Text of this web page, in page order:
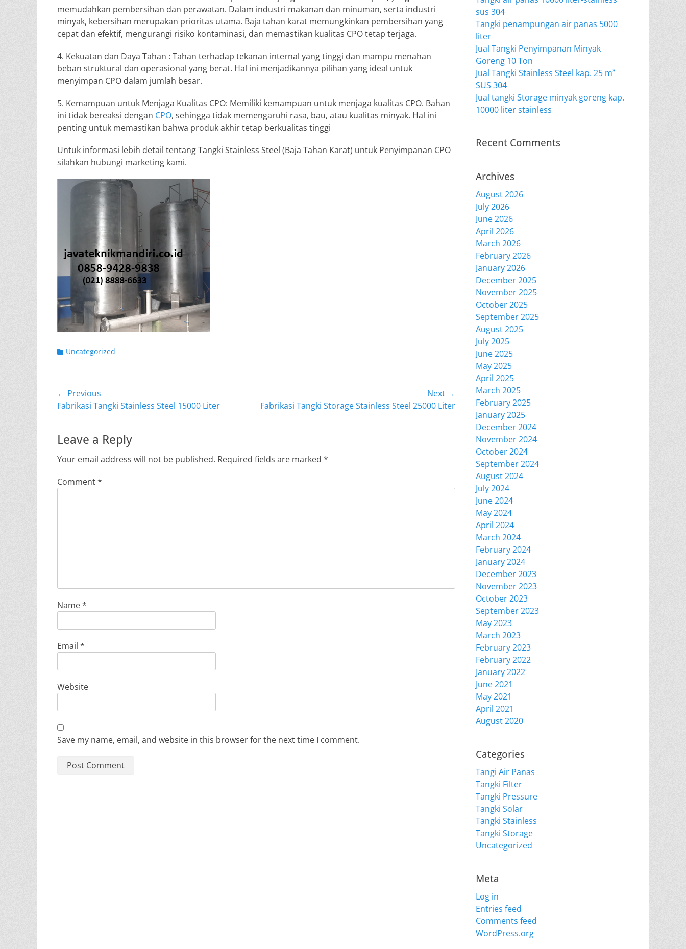
memudahkan pembersihan dan perawatan. Dalam industri makanan dan minuman, serta industri
minyak, kebersihan merupakan prioritas utama. Baja tahan karat memungkinkan pembersihan yang
cepat dan efektif, mengurangi risiko kontaminasi, dan memastikan kualitas CPO tetap terjaga.
4. Kekuatan dan Daya Tahan : Tahan terhadap tekanan internal yang tinggi dan mampu menahan
beban struktural dan operasional yang berat. Hal ini menjadikannya pilihan yang ideal untuk
menyimpan CPO dalam jumlah besar.
5. Kemampuan untuk Menjaga Kualitas CPO: Memiliki kemampuan untuk menjaga kualitas CPO. Bahan
ini tidak bereaksi dengan CPO, sehingga tidak memengaruhi rasa, bau, atau kualitas minyak. Hal ini
penting untuk memastikan bahwa produk akhir tetap berkualitas tinggi
Untuk informasi lebih detail tentang Tangki Stainless Steel (Baja Tahan Karat) untuk Penyimpanan CPO
silahkan hubungi marketing kami.
Categories
Uncategorized
Post
navigation
← Previous
Previous
Fabrikasi Tangki Stainless Steel 15000 Liter
Next →
Next
Fabrikasi Tangki Storage Stainless Steel 25000 Liter
Leave a Reply
Your email address will not be published. Required fields are marked *
Comment*
Name*
Email *
Website
Save my name, email, and website in this browser for the next time I comment.
sus 304
Tangki penampungan air panas 5000
liter
Jual Tangki Penyimpanan Minyak
Goreng 10 Ton
Jual Tangki Stainless Steel kap. 25 m³_
SUS 304
Jual tangki Storage minyak goreng kap.
10000 liter stainless
Recent Comments
Archives
August 2026
July 2026
June 2026
April 2026
March 2026
February 2026
January 2026
December 2025
November 2025
October 2025
September 2025
August 2025
July 2025
June 2025
May 2025
April 2025
March 2025
February 2025
January 2025
December 2024
November 2024
October 2024
September 2024
August 2024
July 2024
June 2024
May 2024
April 2024
March 2024
February 2024
January 2024
December 2023
November 2023
October 2023
September 2023
May 2023
March 2023
February 2023
February 2022
January 2022
June 2021
May 2021
April 2021
August 2020
Categories
Tangi Air Panas
Tangki Filter
Tangki Pressure
Tangki Solar
Tangki Stainless
Tangki Storage
Uncategorized
Meta
Log in
Entries feed
Comments feed
WordPress.org